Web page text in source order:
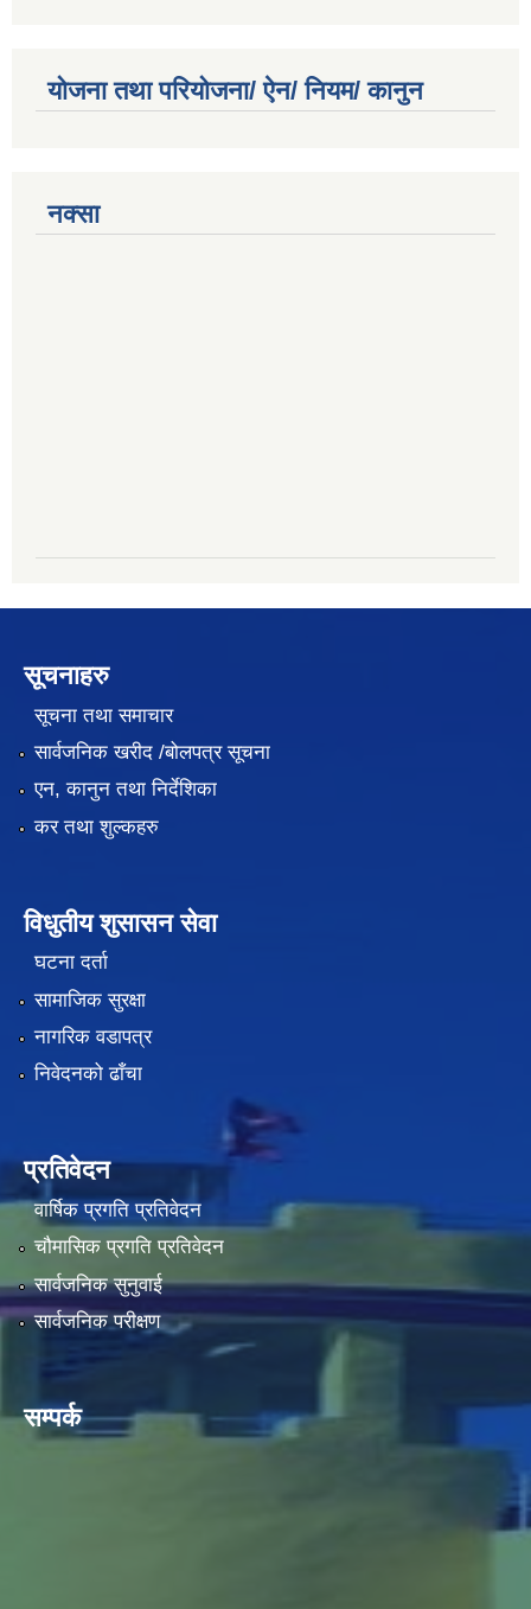
योजना तथा परियोजना/ ऐन/ नियम/ कानुन
नक्सा
सूचनाहरु
सूचना तथा समाचार
सार्वजनिक खरीद /बोलपत्र सूचना
एन, कानुन तथा निर्देशिका
कर तथा शुल्कहरु
विधुतीय शुसासन सेवा
घटना दर्ता
सामाजिक सुरक्षा
नागरिक वडापत्र
निवेदनको ढाँचा
प्रतिवेदन
वार्षिक प्रगति प्रतिवेदन
चौमासिक प्रगति प्रतिवेदन
सार्वजनिक सुनुवाई
सार्वजनिक परीक्षण
सम्पर्क